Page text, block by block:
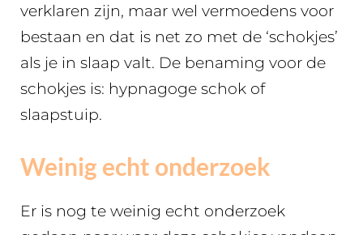
verklaren zijn, maar wel vermoedens voor
bestaan en dat is net zo met de ‘schokjes’
als je in slaap valt. De benaming voor de
schokjes is: hypnagoge schok of
slaapstuip.
Weinig echt onderzoek
Er is nog te weinig echt onderzoek